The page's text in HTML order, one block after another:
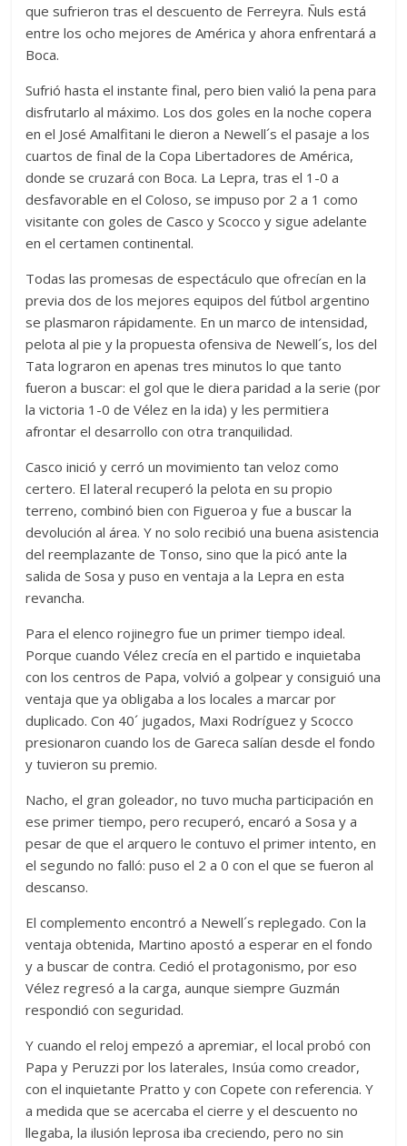
que sufrieron tras el descuento de Ferreyra. Ñuls está
entre los ocho mejores de América y ahora enfrentará a
Boca.
Sufrió hasta el instante final, pero bien valió la pena para
disfrutarlo al máximo. Los dos goles en la noche copera
en el José Amalfitani le dieron a Newell´s el pasaje a los
cuartos de final de la Copa Libertadores de América,
donde se cruzará con Boca. La Lepra, tras el 1-0 a
desfavorable en el Coloso, se impuso por 2 a 1 como
visitante con goles de Casco y Scocco y sigue adelante
en el certamen continental.
Todas las promesas de espectáculo que ofrecían en la
previa dos de los mejores equipos del fútbol argentino
se plasmaron rápidamente. En un marco de intensidad,
pelota al pie y la propuesta ofensiva de Newell´s, los del
Tata lograron en apenas tres minutos lo que tanto
fueron a buscar: el gol que le diera paridad a la serie (por
la victoria 1-0 de Vélez en la ida) y les permitiera
afrontar el desarrollo con otra tranquilidad.
Casco inició y cerró un movimiento tan veloz como
certero. El lateral recuperó la pelota en su propio
terreno, combinó bien con Figueroa y fue a buscar la
devolución al área. Y no solo recibió una buena asistencia
del reemplazante de Tonso, sino que la picó ante la
salida de Sosa y puso en ventaja a la Lepra en esta
revancha.
Para el elenco rojinegro fue un primer tiempo ideal.
Porque cuando Vélez crecía en el partido e inquietaba
con los centros de Papa, volvió a golpear y consiguió una
ventaja que ya obligaba a los locales a marcar por
duplicado. Con 40´ jugados, Maxi Rodríguez y Scocco
presionaron cuando los de Gareca salían desde el fondo
y tuvieron su premio.
Nacho, el gran goleador, no tuvo mucha participación en
ese primer tiempo, pero recuperó, encaró a Sosa y a
pesar de que el arquero le contuvo el primer intento, en
el segundo no falló: puso el 2 a 0 con el que se fueron al
descanso.
El complemento encontró a Newell´s replegado. Con la
ventaja obtenida, Martino apostó a esperar en el fondo
y a buscar de contra. Cedió el protagonismo, por eso
Vélez regresó a la carga, aunque siempre Guzmán
respondió con seguridad.
Y cuando el reloj empezó a apremiar, el local probó con
Papa y Peruzzi por los laterales, Insúa como creador,
con el inquietante Pratto y con Copete con referencia. Y
a medida que se acercaba el cierre y el descuento no
llegaba, la ilusión leprosa iba creciendo, pero no sin